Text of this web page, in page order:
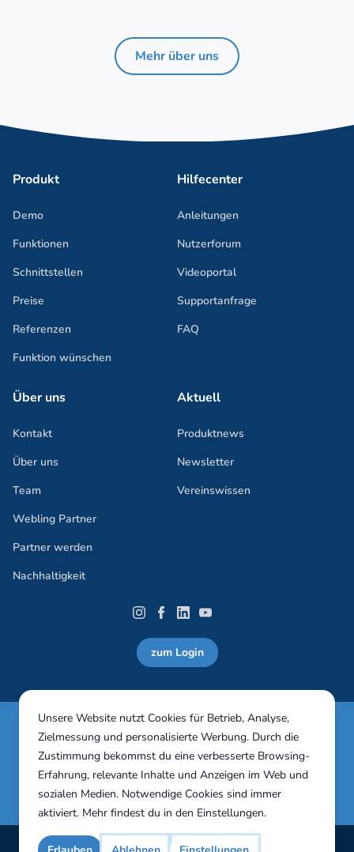
Mehr über uns
Produkt
Demo
Funktionen
Schnittstellen
Preise
Referenzen
Funktion wünschen
Hilfecenter
Anleitungen
Nutzerforum
Videoportal
Supportanfrage
FAQ
Über uns
Kontakt
Über uns
Team
Webling Partner
Partner werden
Nachhaltigkeit
Aktuell
Produktnews
Newsletter
Vereinswissen
zum Login
Webling Vereinssoftware 30 Tage in vollem Umfang
unverbindlich testen!
Jetzt testen
Unsere Website nutzt Cookies für Betrieb, Analyse,
Zielmessung und personalisierte Werbung. Durch die
Zustimmung bekommst du eine verbesserte Browsing-
Erfahrung, relevante Inhalte und Anzeigen im Web und
sozialen Medien. Notwendige Cookies sind immer
aktiviert. Mehr findest du in den Einstellungen.